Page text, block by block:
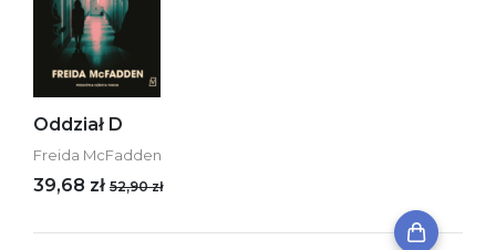
Oddział D
Freida McFadden
39,68 zł 52,90 zł